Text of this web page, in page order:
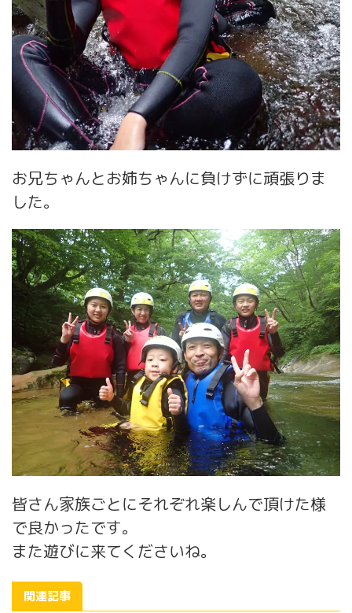
お兄ちゃんとお姉ちゃんに負けずに頑張りま
した。
皆さん家族ごとにそれぞれ楽しんで頂けた様
で良かったです。
また遊びに来てくださいね。
関連記事